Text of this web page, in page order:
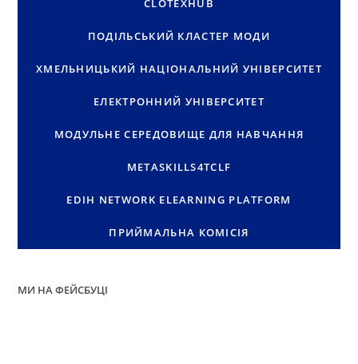
CLOTEXHUB
ПОДІЛЬСЬКИЙ КЛАСТЕР МОДИ
ХМЕЛЬНИЦЬКИЙ НАЦІОНАЛЬНИЙ УНІВЕРСИТЕТ
ЕЛЕКТРОННИЙ УНІВЕРСИТЕТ
МОДУЛЬНЕ СЕРЕДОВИЩЕ ДЛЯ НАВЧАННЯ
METASKILLS4TCLF
EDIH NETWORK ELEARNING PLATFORM
ПРИЙМАЛЬНА КОМІСІЯ
МИ НА ФЕЙСБУЦІ